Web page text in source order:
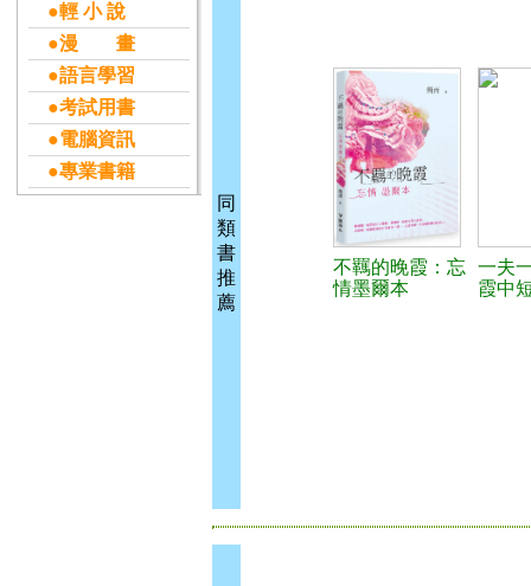
●輕 小 說
●漫 畫
●語言學習
●考試用書
●電腦資訊
●專業書籍
同
類
書
推
薦
不羈的晚霞：忘
情墨爾本
一夫
霞中